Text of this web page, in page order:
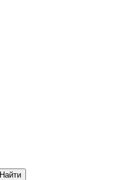
Найти